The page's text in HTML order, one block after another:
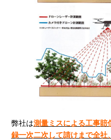
弊社は測量ミスによる工事賠
録一次二次して請けまで全社